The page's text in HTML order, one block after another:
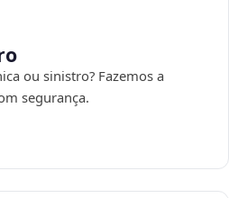
ou sinistro? Fazemos a
segurança.